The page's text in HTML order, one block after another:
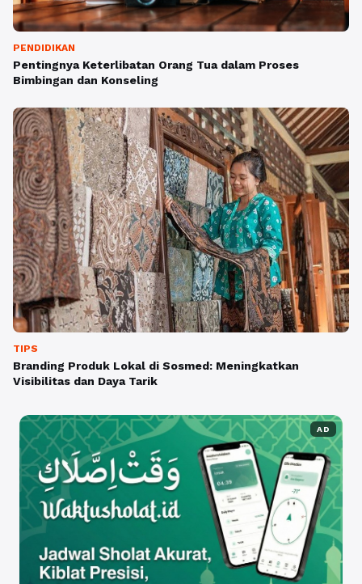
PENDIDIKAN
Pentingnya Keterlibatan Orang Tua dalam Proses
Bimbingan dan Konseling
TIPS
Branding Produk Lokal di Sosmed: Meningkatkan
Visibilitas dan Daya Tarik
AD